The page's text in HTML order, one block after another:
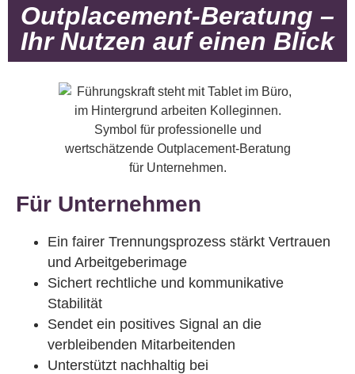
Outplacement-Beratung –
Ihr Nutzen auf einen Blick
Für Unternehmen
Ein fairer Trennungsprozess stärkt Vertrauen
und Arbeitgeberimage
Sichert rechtliche und kommunikative
Stabilität
Sendet ein positives Signal an die
verbleibenden Mitarbeitenden
Unterstützt nachhaltig bei